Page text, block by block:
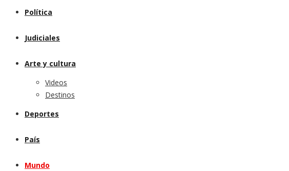
Política
Judiciales
Arte y cultura
Videos
Destinos
Deportes
País
Mundo